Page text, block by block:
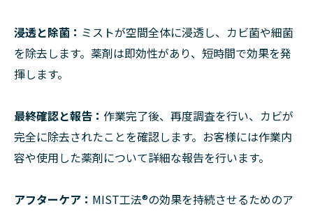
浸透と除菌： ミストが空間全体に浸透し、カビ菌や細菌
を除去します。薬剤は即効性があり、短時間で効果を発
揮します。
最終確認と報告： 作業完了後、再度調査を行い、カビが
完全に除去されたことを確認します。お客様には作業内
容や使用した薬剤について詳細な報告を行います。
アフターケア： MIST工法®の効果を持続させるためのア